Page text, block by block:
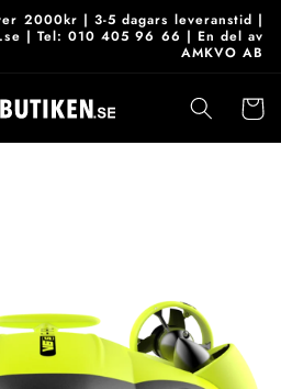
2000kr | 3-5 dagars leveranstid |
| Tel: 010 405 96 66 | En del av
AMKVO AB